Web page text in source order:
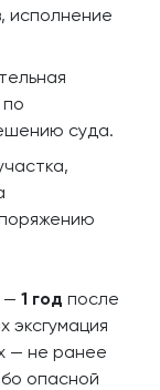
исполнение
суда.
— 1 год после
эксгумация
— не ранее
опасной